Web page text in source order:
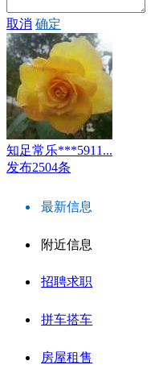
取消 确定
知足常乐***5911...
发布2504条
最新信息
附近信息
招聘求职
拼车搭车
房屋租售